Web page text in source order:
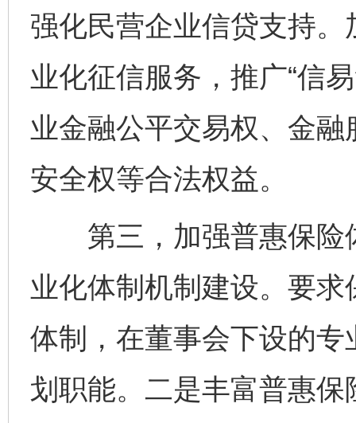
强化民营企业信贷支持
业化征信服务，推广“信
业金融公平交易权、金
安全权等合法权益。
第三，加强普惠保险
业化体制机制建设。要
体制，在董事会下设的
划职能。二是丰富普惠